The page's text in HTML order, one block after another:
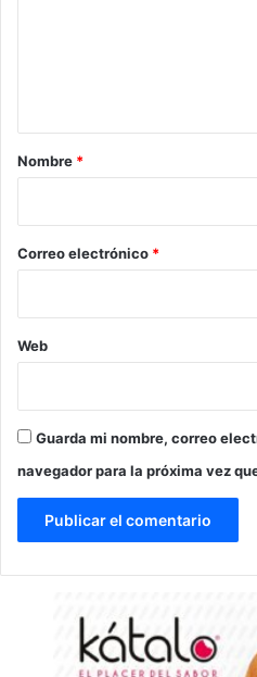
r
*
Nombre *
Correo electrónico *
Web
Guarda mi nombre, correo
navegador para la próxima vez